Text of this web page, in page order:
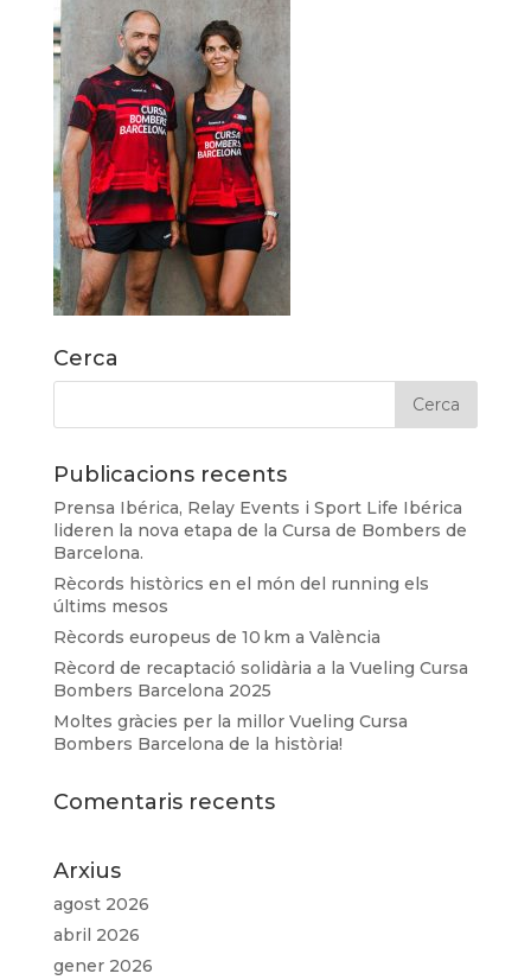
Cerca
Publicacions recents
Prensa Ibérica, Relay Events i Sport Life Ibérica
lideren la nova etapa de la Cursa de Bombers de
Barcelona.
Rècords històrics en el món del running els
últims mesos
Rècords europeus de 10 km a València
Rècord de recaptació solidària a la Vueling Cursa
Bombers Barcelona 2025
Moltes gràcies per la millor Vueling Cursa
Bombers Barcelona de la història!
Comentaris recents
Arxius
agost 2026
abril 2026
gener 2026